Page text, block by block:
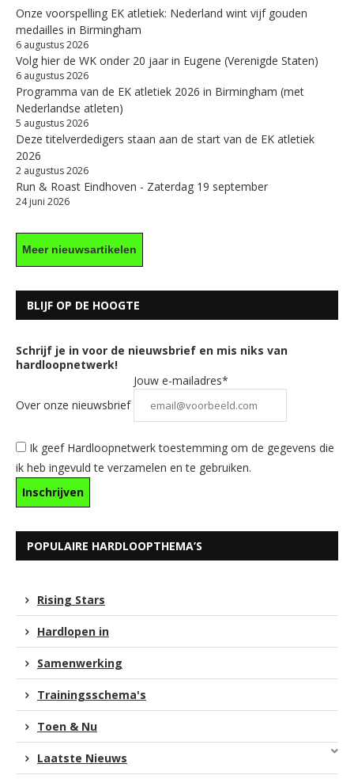
Onze voorspelling EK atletiek: Nederland wint vijf gouden
medailles in Birmingham
6 augustus 2026
Volg hier de WK onder 20 jaar in Eugene (Verenigde Staten)
6 augustus 2026
Programma van de EK atletiek 2026 in Birmingham (met
Nederlandse atleten)
5 augustus 2026
Deze titelverdedigers staan aan de start van de EK atletiek
2026
2 augustus 2026
Run & Roast Eindhoven - Zaterdag 19 september
24 juni 2026
Meer nieuwsartikelen
BLIJF OP DE HOOGTE
Schrijf je in voor de nieuwsbrief en mis niks van
hardloopnetwerk!
Over onze nieuwsbrief
Jouw e-mailadres*
Ik geef Hardloopnetwerk toestemming om de gegevens die
ik heb ingevuld te verzamelen en te gebruiken.
POPULAIRE HARDLOOPTHEMA’S
Rising Stars
Hardlopen in
Samenwerking
Trainingsschema's
Toen & Nu
Laatste Nieuws